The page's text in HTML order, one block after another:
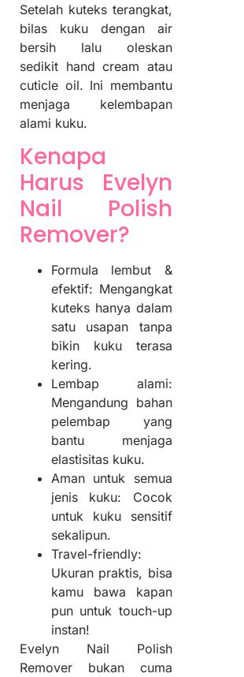
Setelah kuteks terangkat,
bilas kuku dengan air
bersih lalu oleskan
sedikit hand cream atau
cuticle oil. Ini membantu
menjaga kelembapan
alami kuku.
Kenapa
Harus Evelyn
Nail Polish
Remover?
Formula lembut &
efektif: Mengangkat
kuteks hanya dalam
satu usapan tanpa
bikin kuku terasa
kering.
Lembap alami:
Mengandung bahan
pelembap yang
bantu menjaga
elastisitas kuku.
Aman untuk semua
jenis kuku: Cocok
untuk kuku sensitif
sekalipun.
Travel-friendly:
Ukuran praktis, bisa
kamu bawa kapan
pun untuk touch-up
instan!
Evelyn Nail Polish
Remover bukan cuma